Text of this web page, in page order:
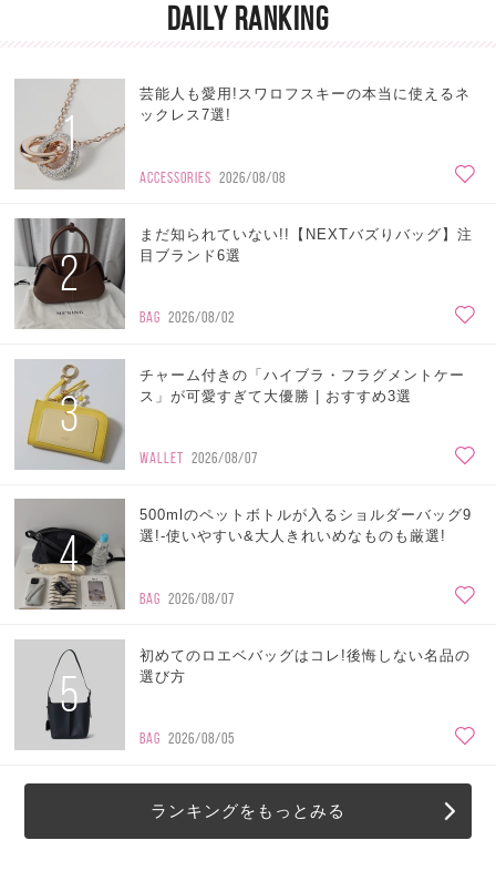
DAILY RANKING
1
芸能人も愛用!スワロフスキーの本当に使えるネ
ックレス7選!
ACCESSORIES 2026/08/08
2
まだ知られていない!!【NEXTバズりバッグ】注
目ブランド6選
BAG 2026/08/02
3
チャーム付きの「ハイブラ・フラグメントケー
ス」が可愛すぎて大優勝 | おすすめ3選
WALLET 2026/08/07
4
500mlのペットボトルが入るショルダーバッグ9
選!-使いやすい&大人きれいめなものも厳選!
BAG 2026/08/07
5
初めてのロエベバッグはコレ!後悔しない名品の
選び方
BAG 2026/08/05
ランキングをもっとみる